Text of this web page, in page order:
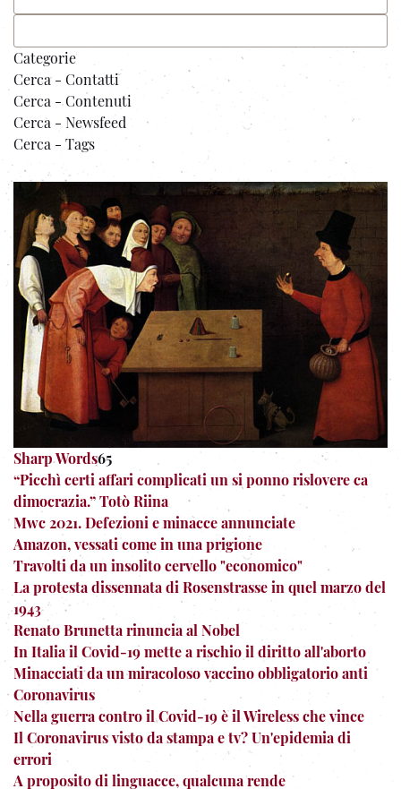
Categorie
Cerca - Contatti
Cerca - Contenuti
Cerca - Newsfeed
Cerca - Tags
Sharp Words65
“Picchì certi affari complicati un si ponno rislovere ca
dimocrazia.” Totò Riina
Mwc 2021. Defezioni e minacce annunciate
Amazon, vessati come in una prigione
Travolti da un insolito cervello "economico"
La protesta dissennata di Rosenstrasse in quel marzo del
1943
Renato Brunetta rinuncia al Nobel
In Italia il Covid-19 mette a rischio il diritto all'aborto
Minacciati da un miracoloso vaccino obbligatorio anti
Coronavirus
Nella guerra contro il Covid-19 è il Wireless che vince
Il Coronavirus visto da stampa e tv? Un'epidemia di
errori
A proposito di linguacce, qualcuna rende